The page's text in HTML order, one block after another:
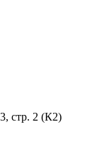
стр. 2 (К2)